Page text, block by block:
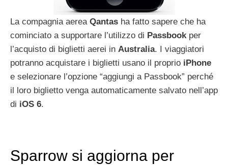
La compagnia aerea Qantas ha fatto sapere che ha
cominciato a supportare l’utilizzo di Passbookper
l’acquisto di biglietti aerei in Australia. I viaggiatori
potranno acquistare i biglietti usano il proprio iPhone
e selezionare l’opzione “aggiungi a Passbook” perché
il loro biglietto venga automaticamente salvato nell’app
di iOS 6.
Sparrow si aggiorna per